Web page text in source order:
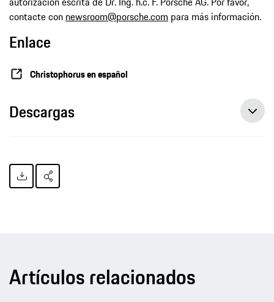
contacte con newsroom@porsche.com para más información.
Enlace
Christophorus en español
Descargas
Artículos relacionados